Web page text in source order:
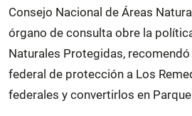
Consejo Nacional de Áreas
órgano de consulta obre la
Naturales Protegidas,
federal de protección a Los
federales y convertirlos en